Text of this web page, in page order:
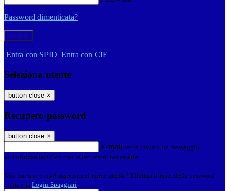
Password dimenticata?
-
Entra con SPID Entra con CIE
Seleziona utente
button close ×
Recupero password
button close ×
E-mail Verrà inviato un messaggio
all'indirizzo indicato con le istruzioni necessarie.
Non hai una e-mail associata al nome utente? Effettua il reset della password
tramite la Login Spaggiari